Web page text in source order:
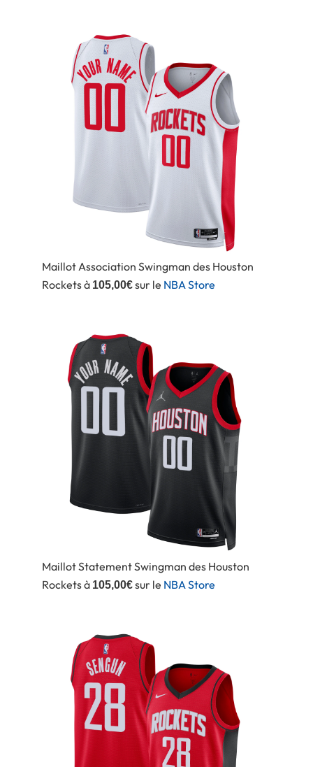
Maillot Association Swingman des Houston
Rockets à 105,00€sur le NBA Store
Maillot Statement Swingman des Houston
Rockets à 105,00€sur le NBA Store